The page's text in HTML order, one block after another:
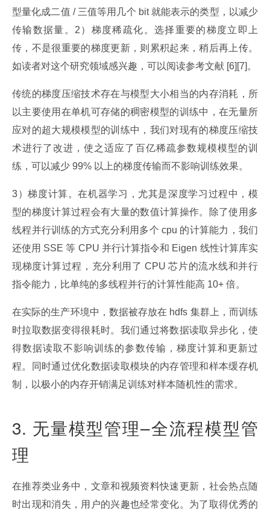
型量化成二值 / 三值等用几个 bit 就能表示的类型，以减少
传输数据量。2）梯度稀疏化。选择重要的梯度立即上
传，不是很重要的梯度更新，则累积起来，稍后再上传。
如读者对这个研究领域感兴趣，可以阅读参考文献 [6][7]。
传统的梯度压缩技术存在与模型大小相当的内存消耗，所
以主要使用在单机可存储的稠密模型的训练中，在无量所
应对的超大规模模型的训练中，我们对现有的梯度压缩技
术进行了改进，使之适应了百亿稀疏参数规模模型的训
练，可以减少 99% 以上的梯度传输而不影响训练效果。
3）梯度计算。在机器学习，尤其是深度学习过程中，模
型的梯度计算过程会有大量的数值计算操作。除了使用多
线程并行训练的方式充分利用多个 cpu 的计算能力，我们
还使用 SSE 等 CPU 并行计算指令和 Eigen 线性计算库实
现梯度计算过程，充分利用了 CPU 芯片的流水线和并行
指令能力，比单纯的多线程并行的计算性能高 10+ 倍。
在实际的生产环境中，数据被存放在 hdfs 集群上，而训练
时拉取数据变得很耗时。我们通过将数据读取异步化，使
得数据读取不影响训练的参数传输，梯度计算和更新过
程。同时通过优化数据读取模块的内存管理和样本缓存机
制，以极小的内存开销满足训练对样本随机性的需求。
3. 无量模型管理–全流程模型管
理
在推荐类业务中，文章和视频资料快速更新，社会热点随
时出现和消失，用户的兴趣也经常变化。为了取得优秀的